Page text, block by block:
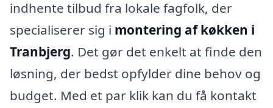
indhente tilbud fra lokale fagfolk, der
specialiserer sig i montering af køkken i
Tranbjerg. Det gør det enkelt at finde den
løsning, der bedst opfylder dine behov og
budget. Med et par klik kan du få kontakt